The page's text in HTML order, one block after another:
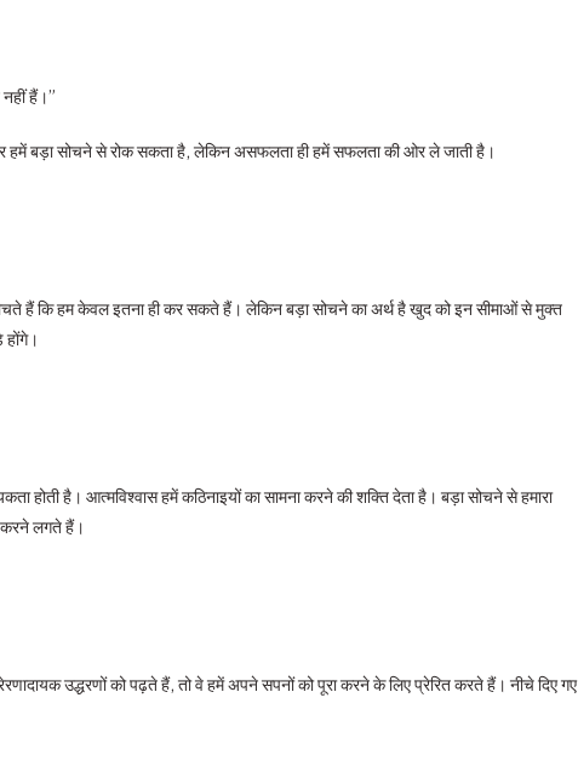
हैं।”
हमें बड़ा सोचने से रोक सकता है, लेकिन असफलता ही हमें सफलता की ओर ले जाती है।
हैं कि हम केवल इतना ही कर सकते हैं। लेकिन बड़ा सोचने का अर्थ है खुद को इन सीमाओं से मुक्त
होंगे।
होती है। आत्मविश्वास हमें कठिनाइयों का सामना करने की शक्ति देता है। बड़ा सोचने से हमारा
करने लगते हैं।
उद्धरणों को पढ़ते हैं, तो वे हमें अपने सपनों को पूरा करने के लिए प्रेरित करते हैं। नीचे दिए गए